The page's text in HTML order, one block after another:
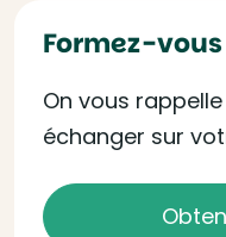
Formez-
On vous
échanger sur